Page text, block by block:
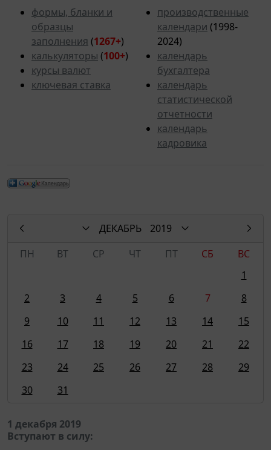
формы, бланки и
образцы
заполнения (1267+)
калькуляторы (100+)
курсы валют
ключевая ставка
производственные
календари (1998-
2024)
календарь
бухгалтера
календарь
статистической
отчетности
календарь
кадровика
ДЕКАБРЬ
2019
ПН
ВТ СР ЧТ ПТ СБ
ВС
1
2
3 4 5 6 7
8
9
10 11 12 13 14
15
16
17 18 19 20 21
22
23
24 25 26 27 28
29
30
31
1 декабря 2019
Вступают в силу: